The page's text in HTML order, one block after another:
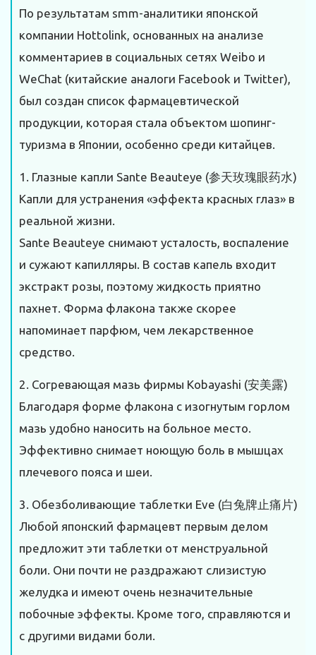
По результатам smm-аналитики японской
компании Hottolink, основанных на анализе
комментариев в социальных сетях Weibo и
WeChat (китайские аналоги Facebook и Twitter),
был создан список фармацевтической
продукции, которая стала объектом шопинг-
туризма в Японии, особенно среди китайцев.
1. Глазные капли Sante Beauteye (参天玫瑰眼药水)
Капли для устранения «эффекта красных глаз» в
реальной жизни.
Sante Beauteye снимают усталость, воспаление
и сужают капилляры. В состав капель входит
экстракт розы, поэтому жидкость приятно
пахнет. Форма флакона также скорее
напоминает парфюм, чем лекарственное
средство.
2. Согревающая мазь фирмы Kobayashi (安美露)
Благодаря форме флакона с изогнутым горлом
мазь удобно наносить на больное место.
Эффективно снимает ноющую боль в мышцах
плечевого пояса и шеи.
3. Обезболивающие таблетки Eve (白兔牌止痛片)
Любой японский фармацевт первым делом
предложит эти таблетки от менструальной
боли. Они почти не раздражают слизистую
желудка и имеют очень незначительные
побочные эффекты. Кроме того, справляются и
с другими видами боли.